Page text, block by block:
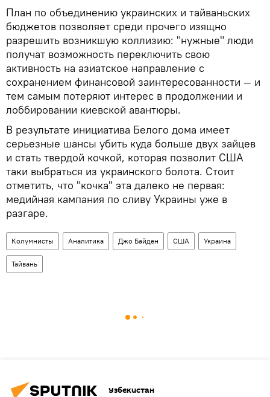
План по объединению украинских и тайваньских
бюджетов позволяет среди прочего изящно
разрешить возникшую коллизию: "нужные" люди
получат возможность переключить свою
активность на азиатское направление с
сохранением финансовой заинтересованности — и
тем самым потеряют интерес в продолжении и
лоббировании киевской авантюры.
В результате инициатива Белого дома имеет
серьезные шансы убить куда больше двух зайцев
и стать твердой кочкой, которая позволит США
таки выбраться из украинского болота. Стоит
отметить, что "кочка" эта далеко не первая:
медийная кампания по сливу Украины уже в
разгаре.
Колумнисты Аналитика Джо Байден США Украина
Тайвань
Узбекистан